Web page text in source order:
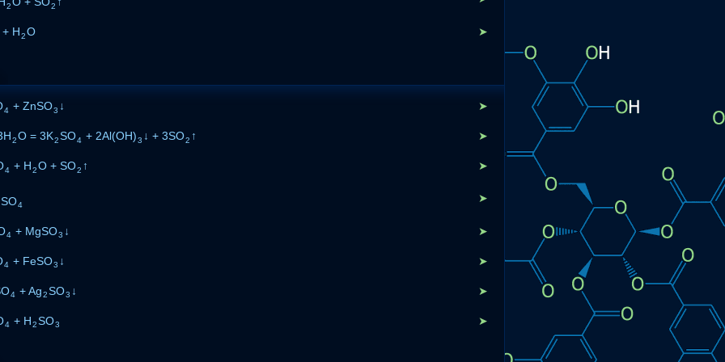
2 2
+ H2O ➤
4 + ZnSO3 ↓ ➤
2O = 3K2SO4 + 2Al(OH)3 ↓ + 3SO2 ↑ ➤
4 + H2O + SO2 ↑ ➤
SO4
➤
4 + MgSO3 ↓ ➤
4 + FeSO3 ↓ ➤
4 + Ag2SO3 ↓ ➤
4 + H2SO3 ➤